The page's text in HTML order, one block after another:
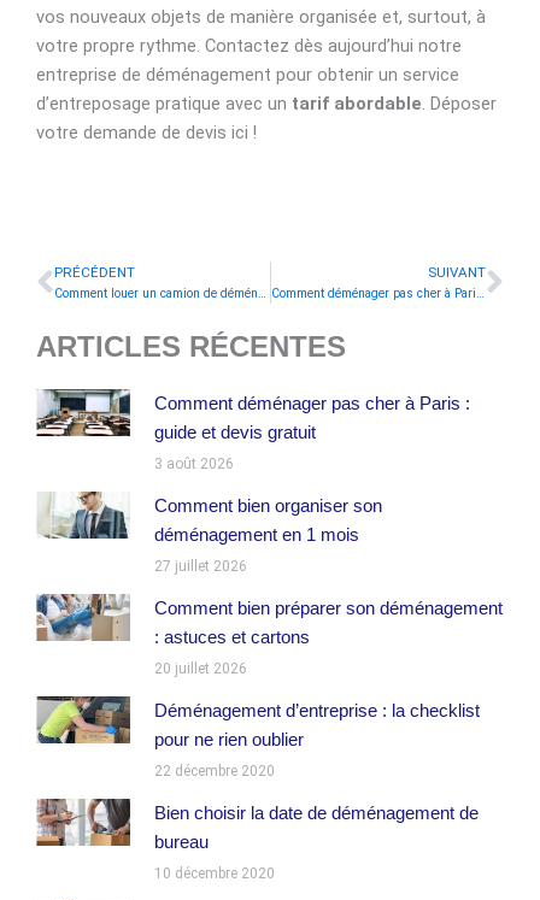
vos nouveaux objets de manière organisée et, surtout, à
votre propre rythme. Contactez dès aujourd’hui notre
entreprise de déménagement pour obtenir un service
d’entreposage pratique avec un tarif abordable. Déposer
votre demande de devis ici !
Précédent
PRÉCÉDENT
Comment louer un camion de déménagement à Paris ?
SUIVANT
Comment déménager pas cher à Paris ?
ARTICLES RÉCENTES
Comment déménager pas cher à Paris :
guide et devis gratuit
3 août 2026
Comment bien organiser son
déménagement en 1 mois
27 juillet 2026
Comment bien préparer son déménagement
: astuces et cartons
20 juillet 2026
Déménagement d’entreprise : la checklist
pour ne rien oublier
22 décembre 2020
Bien choisir la date de déménagement de
bureau
10 décembre 2020